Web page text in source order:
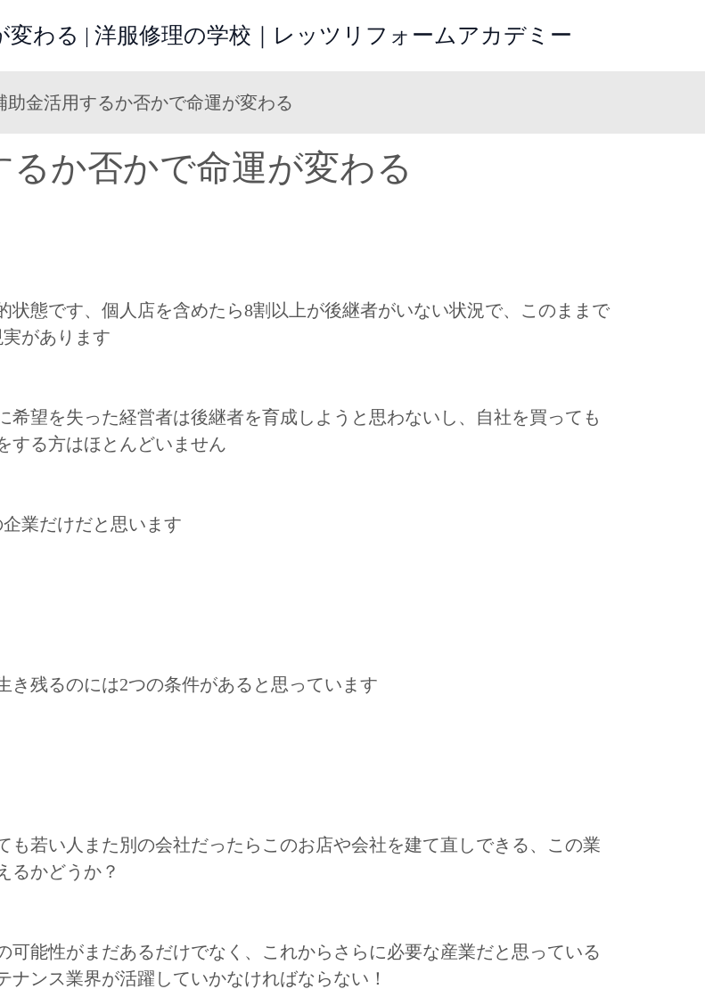
わる | 洋服修理の学校｜レッツリフォームアカデミー
助金活用するか否かで命運が変わる
るか否かで命運が変わる
態です、個人店を含めたら8割以上が後継者がいない状況で、このままで
があります
望を失った経営者は後継者を育成しようと思わないし、自社を買っても
する方はほとんどいません
業だけだと思います
き残るのには2つの条件があると思っています
も若い人また別の会社だったらこのお店や会社を建て直しできる、この業
るかどうか？
可能性がまだあるだけでなく、これからさらに必要な産業だと思っている
ンス業界が活躍していかなければならない！